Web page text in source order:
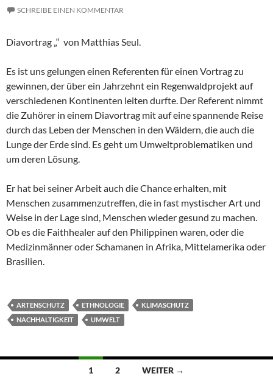
SCHREIBE EINEN KOMMENTAR
Diavortrag „“ von Matthias Seul.
Es ist uns gelungen einen Referenten für einen Vortrag zu
gewinnen, der über ein Jahrzehnt ein Regenwaldprojekt auf
verschiedenen Kontinenten leiten durfte. Der Referent nimmt
die Zuhörer in einem Diavortrag mit auf eine spannende Reise
durch das Leben der Menschen in den Wäldern, die auch die
Lunge der Erde sind. Es geht um Umweltproblematiken und
um deren Lösung.
Er hat bei seiner Arbeit auch die Chance erhalten, mit
Menschen zusammenzutreffen, die in fast mystischer Art und
Weise in der Lage sind, Menschen wieder gesund zu machen.
Ob es die Faithhealer auf den Philippinen waren, oder die
Medizinmänner oder Schamanen in Afrika, Mittelamerika oder
Brasilien.
ARTENSCHUTZ ETHNOLOGIE
KLIMASCHUTZ
NACHHALTIGKEIT
UMWELT
Beitragsnavigation
1 2 WEITER →